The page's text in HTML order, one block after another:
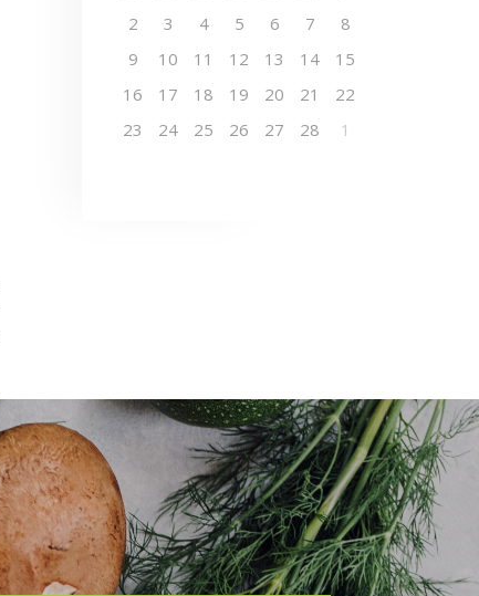
2
3 4 5 6 7
8
9
10 11 12 13 14
15
16
17 18 19 20 21
22
23
24 25 26 27 28 1